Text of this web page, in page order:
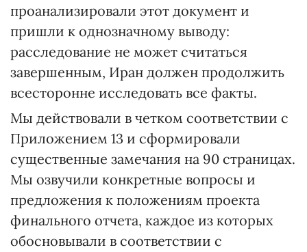
проанализировали этот документ и
пришли к однозначному выводу:
расследование не может считаться
завершенным, Иран должен продолжить
всесторонне исследовать все факты.
Мы действовали в четком соответствии с
Приложением 13 и сформировали
существенные замечания на 90 страницах.
Мы озвучили конкретные вопросы и
предложения к положениям проекта
финального отчета, каждое из которых
обосновывали в соответствии с